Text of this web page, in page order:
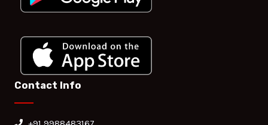
Contact Info